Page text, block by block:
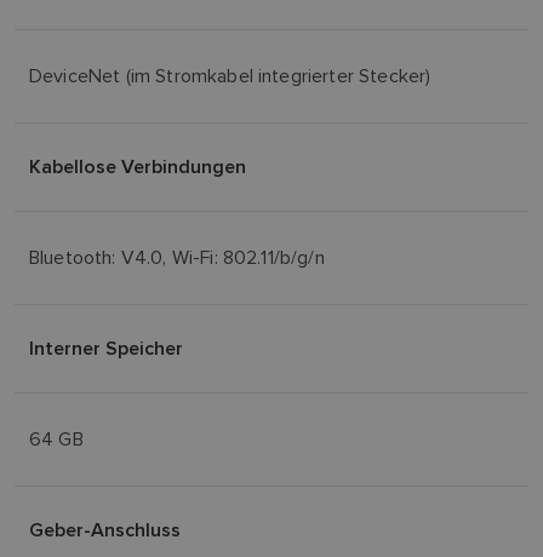
DeviceNet (im Stromkabel integrierter Stecker)
Kabellose Verbindungen
Bluetooth: V4.0, Wi-Fi: 802.11/b/g/n
Interner Speicher
64 GB
Geber-Anschluss